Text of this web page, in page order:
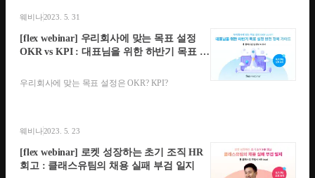
웨비나2023. 5. 31
[flex webinar] 우리회사에 맞는 목표 설정
OKR vs KPI : 대표님을 위한 하반기 목표 설
우리회사에 맞는 목표 설정은 OKR? KPI?
웨비나2023. 5. 23
[flex webinar] 로켓 성장하는 초기 조직 HR
회고 : 클래스유팀의 채용 실패 부검 일지